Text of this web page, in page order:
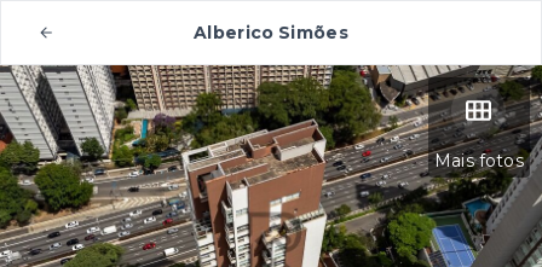
Alberico Simões
Mais fotos